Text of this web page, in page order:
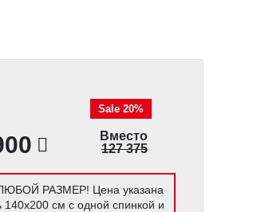
Sale 20%
Вместо
127 375
РАЗМЕР! Цена указана
140х200 см с одной спинкой и